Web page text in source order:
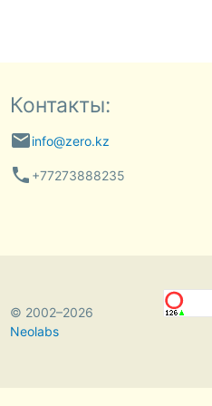
Контакты:
emailinfo@zero.kz
phone +77273888235
© 2002–2026
Neolabs